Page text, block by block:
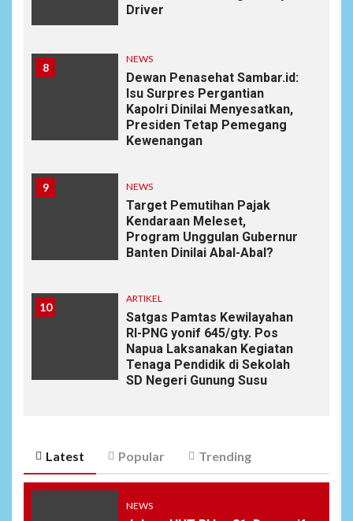
Driver
8
NEWS
Dewan Penasehat Sambar.id:
Isu Surpres Pergantian
Kapolri Dinilai Menyesatkan,
Presiden Tetap Pemegang
Kewenangan
9 NEWS
Target Pemutihan Pajak
Kendaraan Meleset,
Program Unggulan Gubernur
Banten Dinilai Abal-Abal?
10
ARTIKEL
Satgas Pamtas Kewilayahan
RI-PNG yonif 645/gty. Pos
Napua Laksanakan Kegiatan
Tenaga Pendidik di Sekolah
SD Negeri Gunung Susu
Latest Popular Trending
NEWS